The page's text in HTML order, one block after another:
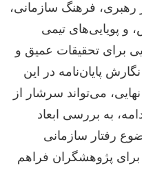
رهبری، فرهنگ سازمانی،
و پویایی‌های تیمی
برای تحقیقات عمیق و
پایان‌نامه در این
می‌تواند سرشار از
به بررسی ابعاد
رفتار سازمانی
برای پژوهشگران فراهم